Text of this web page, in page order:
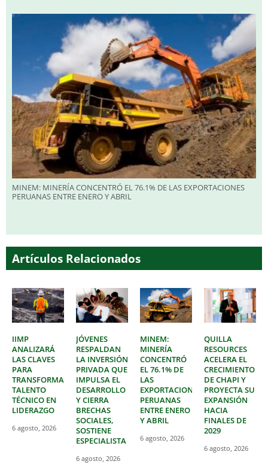
MINEM: MINERÍA CONCENTRÓ EL 76.1% DE LAS EXPORTACIONES
PERUANAS ENTRE ENERO Y ABRIL
Artículos Relacionados
IIMP
ANALIZARÁ
LAS CLAVES
PARA
TRANSFORMAR
TALENTO
TÉCNICO EN
LIDERAZGO
6 agosto, 2026
JÓVENES
RESPALDAN
LA INVERSIÓN
PRIVADA QUE
IMPULSA EL
DESARROLLO
Y CIERRA
BRECHAS
SOCIALES,
SOSTIENE
ESPECIALISTA
6 agosto, 2026
MINEM:
MINERÍA
CONCENTRÓ
EL 76.1% DE
LAS
EXPORTACIONES
PERUANAS
ENTRE ENERO
Y ABRIL
6 agosto, 2026
QUILLA
RESOURCES
ACELERA EL
CRECIMIENTO
DE CHAPI Y
PROYECTA SU
EXPANSIÓN
HACIA
FINALES DE
2029
6 agosto, 2026